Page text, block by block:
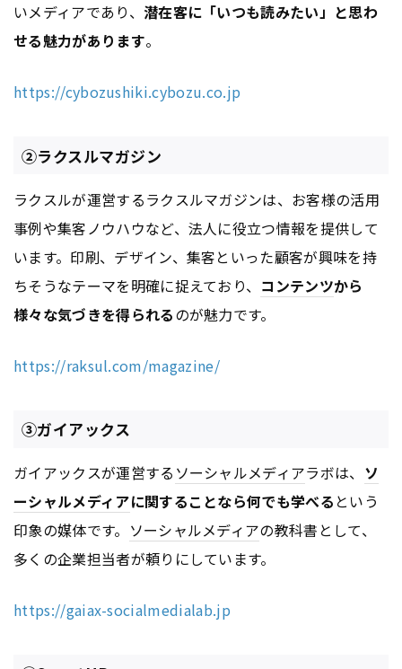
いメディアであり、 潜在客に「いつも読みたい」と思わ
せる魅力があります。
https://cybozushiki.cybozu.co.jp
②ラクスルマガジン
ラクスルが運営するラクスルマガジンは、お客様の活用
事例や集客ノウハウなど、法人に役立つ情報を提供して
います。印刷、デザイン、集客といった顧客が興味を持
ちそうなテーマを明確に捉えており、 コンテンツから
様々な気づきを得られるのが魅力です。
https://raksul.com/magazine/
③ガイアックス
ガイアックスが運営する ソーシャルメディアラボは、 ソ
ーシャルメディアに関することなら何でも学べる という
印象の媒体です。 ソーシャルメディアの教科書として、
多くの企業担当者が頼りにしています。
https://gaiax-socialmedialab.jp